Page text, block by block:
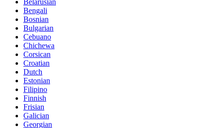
Bengali
Bosnian
Bulgarian
Cebuano
Chichewa
Corsican
Croatian
Dutch
Estonian
Filipino
Finnish
Frisian
Galician
Georgian